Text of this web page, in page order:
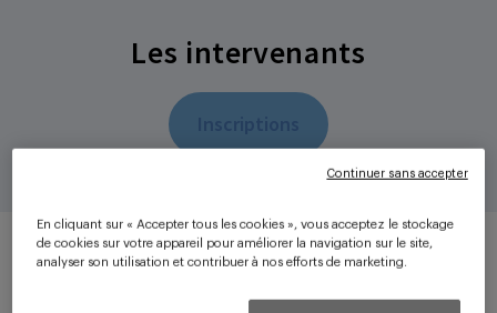
Les intervenants
En cliquant sur « Accepter tous les cookies », vous acceptez le stockage
de cookies sur votre appareil pour améliorer la navigation sur le site,
analyser son utilisation et contribuer à nos efforts de marketing.
Continuer sans accepter